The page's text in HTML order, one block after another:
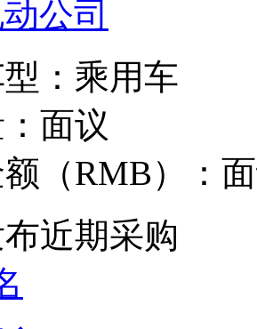
公司
： 乘用车
面议
（RMB）：
近期采购